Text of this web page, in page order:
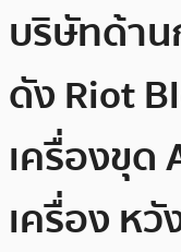
บริษัทด้า
ดัง Riot
เครื่องขุด
เครื่อง ห